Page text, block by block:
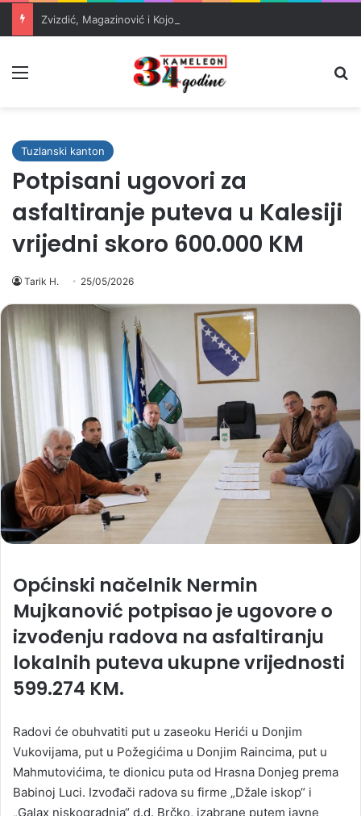
Tuzlanski kanton
Potpisani ugovori za
asfaltiranje puteva u Kalesiji
vrijedni skoro 600.000 KM
Tarik H. 25/05/2026
Općinski načelnik Nermin
Mujkanović potpisao je ugovore o
izvođenju radova na asfaltiranju
lokalnih puteva ukupne vrijednosti
599.274 KM.
Radovi će obuhvatiti put u zaseoku Herići u Donjim
Vukovijama, put u Požegićima u Donjim Raincima, put u
Mahmutovićima, te dionicu puta od Hrasna Donjeg prema
Babinoj Luci. Izvođači radova su firme „Džale iskop“ i
„Galax niskogradnja“ d.d. Brčko, izabrane putem javne